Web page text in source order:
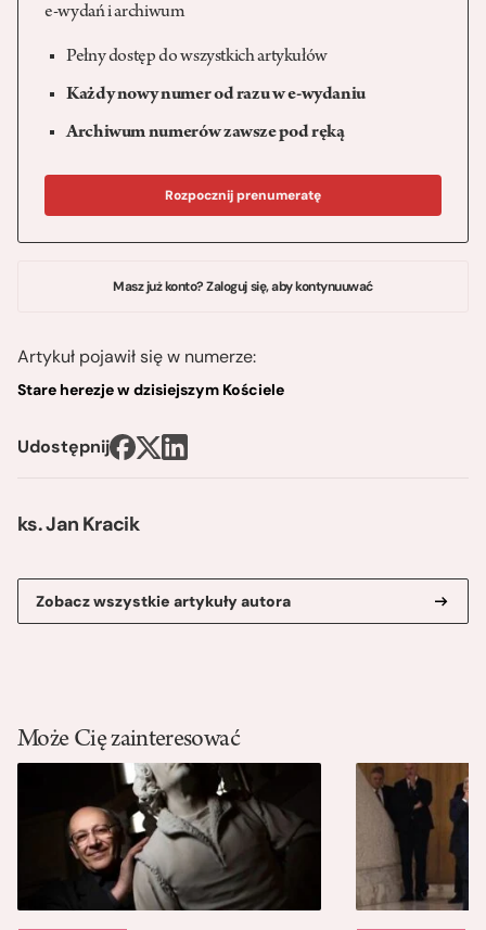
ks. Jan Kracik
Zobacz wszystkie artykuły autora
e-wydań i archiwum
Pełny dostęp do wszystkich artykułów
Każdy nowy numer od razu w e-wydaniu
Archiwum numerów zawsze pod ręką
Rozpocznij prenumeratę
Masz już konto? Zaloguj się, aby kontynuuwać
Artykuł pojawił się w numerze:
Stare herezje w dzisiejszym Kościele
Udostępnij
Może Cię zainteresować